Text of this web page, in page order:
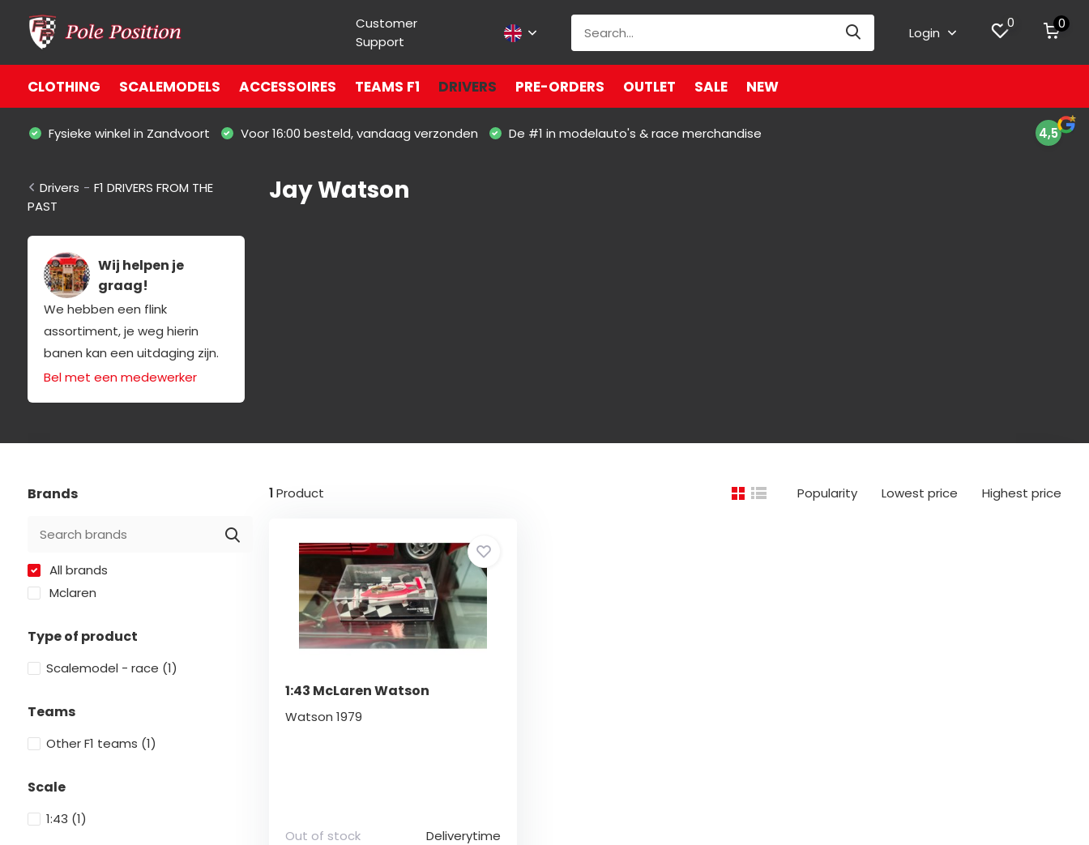
Customer
Support
Login
0 0
CLOTHING SCALEMODELS ACCESSOIRES TEAMS F1 DRIVERS PRE-ORDERS OUTLET SALE NEW
Fysieke winkel in Zandvoort Voor 16:00 besteld, vandaag verzonden De #1 in modelauto's & race merchandise 4,5
Drivers - F1 DRIVERS FROM THE
PAST
Wij helpen je
graag!
We hebben een flink
assortiment, je weg hierin
banen kan een uitdaging zijn.
Bel met een medewerker
Jay Watson
Brands
All brands
Mclaren
Type of product
Scalemodel - race (1)
Teams
Other F1 teams (1)
Scale
1:43 (1)
1Product Popularity Lowest price Highest price
1:43 McLaren Watson
Watson 1979
Out of stock Deliverytime